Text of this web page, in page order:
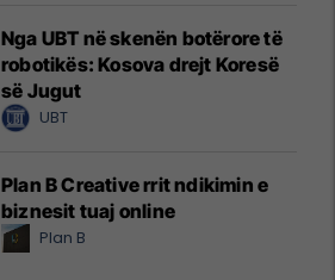
Nga UBT në skenën botërore të
robotikës: Kosova drejt Koresë
së Jugut
UBT
Plan B Creative rrit ndikimin e
biznesit tuaj online
Plan B